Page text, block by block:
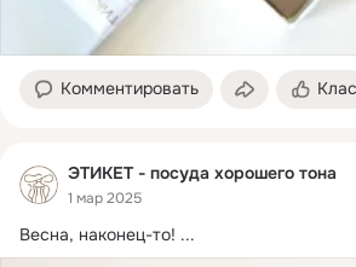
Комментировать
ЭТИКЕТ - посуда хорошего тона
1 мар 2025
Весна, наконец-то! ...